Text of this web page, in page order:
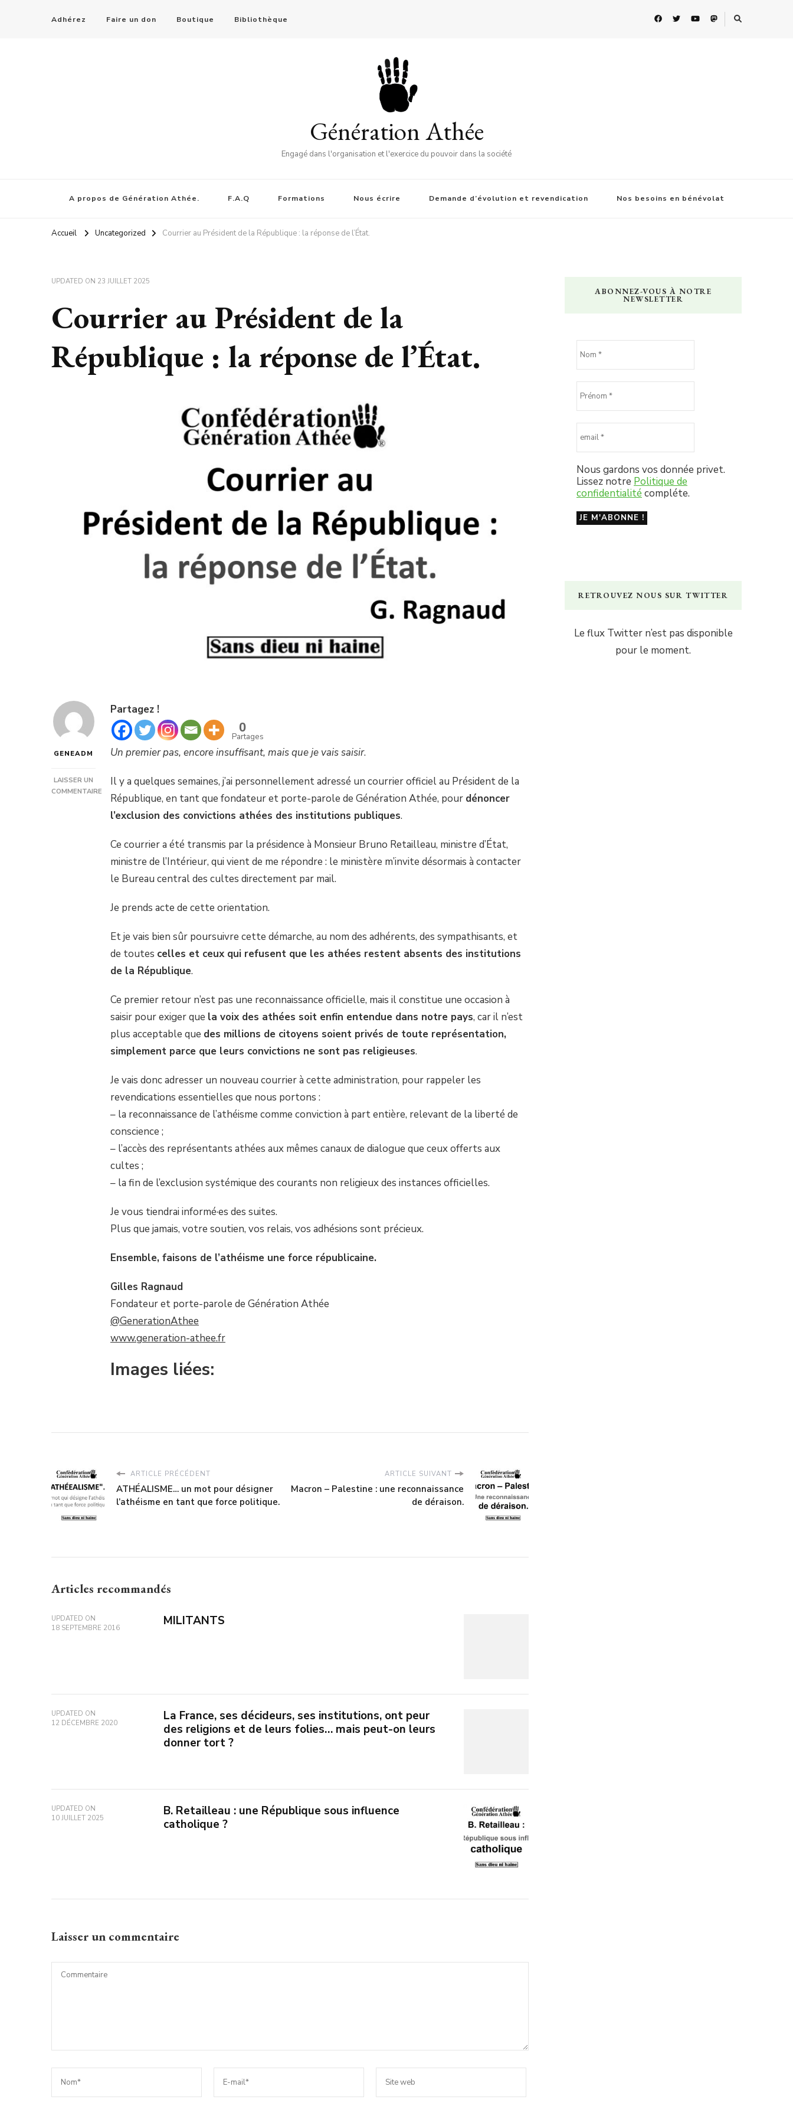
Adhérez Faire un don Boutique Bibliothèque
Génération Athée
Engagé dans l'organisation et l'exercice du pouvoir dans la société
A propos de Génération Athée. F.A.Q Formations Nous écrire Demande d’évolution et revendication Nos besoins en bénévolat
Accueil Uncategorized Courrier au Président de la République : la réponse de l’État.
UPDATED ON 23 JUILLET 2025
Courrier au Président de la
République : la réponse de l’État.
GENEADM
LAISSER UN
COMMENTAIRE
Partagez !
0
Partages
Un premier pas, encore insuffisant, mais que je vais saisir.
Il y a quelques semaines, j’ai personnellement adressé un courrier officiel au Président de la
République, en tant que fondateur et porte-parole de Génération Athée, pour dénoncer
l’exclusion des convictions athées des institutions publiques.
Ce courrier a été transmis par la présidence à Monsieur Bruno Retailleau, ministre d’État,
ministre de l’Intérieur, qui vient de me répondre : le ministère m’invite désormais à contacter
le Bureau central des cultes directement par mail.
Je prends acte de cette orientation.
Et je vais bien sûr poursuivre cette démarche, au nom des adhérents, des sympathisants, et
de toutes celles et ceux qui refusent que les athées restent absents des institutions
de la République.
Ce premier retour n’est pas une reconnaissance officielle, mais il constitue une occasion à
saisir pour exiger que la voix des athées soit enfin entendue dans notre pays, car il n’est
plus acceptable que des millions de citoyens soient privés de toute représentation,
simplement parce que leurs convictions ne sont pas religieuses.
Je vais donc adresser un nouveau courrier à cette administration, pour rappeler les
revendications essentielles que nous portons :
– la reconnaissance de l’athéisme comme conviction à part entière, relevant de la liberté de
conscience ;
– l’accès des représentants athées aux mêmes canaux de dialogue que ceux offerts aux
cultes ;
– la fin de l’exclusion systémique des courants non religieux des instances officielles.
Je vous tiendrai informé·es des suites.
Plus que jamais, votre soutien, vos relais, vos adhésions sont précieux.
Ensemble, faisons de l’athéisme une force républicaine.
Gilles Ragnaud
Fondateur et porte-parole de Génération Athée
@GenerationAthee
www.generation-athee.fr
Images liées:
ARTICLE PRÉCÉDENT
ATHÉALISME… un mot pour désigner
l’athéisme en tant que force politique.
ARTICLE SUIVANT
Macron – Palestine : une reconnaissance
de déraison.
Articles recommandés
UPDATED ON
18 SEPTEMBRE 2016
MILITANTS
UPDATED ON
12 DÉCEMBRE 2020
La France, ses décideurs, ses institutions, ont peur
des religions et de leurs folies… mais peut-on leurs
donner tort ?
UPDATED ON
10 JUILLET 2025
B. Retailleau : une République sous influence
catholique ?
Laisser un commentaire
ABONNEZ-VOUS À NOTRE
NEWSLETTER
Nous gardons vos donnée privet.
Lissez notre Politique de
confidentialité compléte.
RETROUVEZ NOUS SUR TWITTER
Le flux Twitter n’est pas disponible
pour le moment.